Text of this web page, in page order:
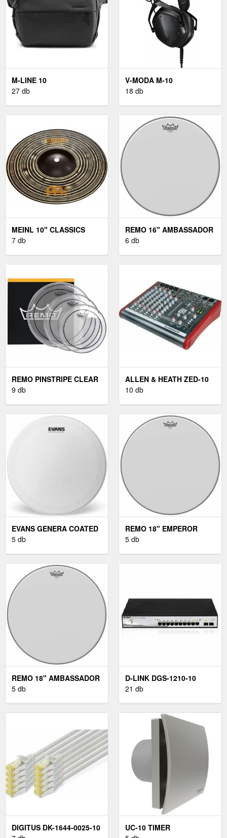
M-LINE 10
27 db
V-MODA M-10
18 db
MEINL 10" CLASSICS
CUSTOM DARK SPLASH
7 db
REMO 16" AMBASSADOR
COATED
6 db
REMO PINSTRIPE CLEAR
ROCK
9 db
ALLEN & HEATH ZED-10
10 db
EVANS GENERA COATED
14" DOBBŐR
5 db
REMO 18" EMPEROR
COATED
5 db
REMO 18" AMBASSADOR
COATED
5 db
D-LINK DGS-1210-10
21 db
DIGITUS DK-1644-0025-10
UC-10 TIMER